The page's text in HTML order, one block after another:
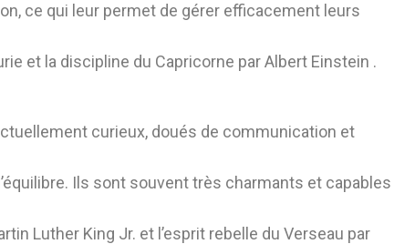
ce qui leur permet de gérer efficacement leurs
et la discipline du Capricorne parAlbert Einstein .
curieux, doués de communication et
Ils sont souvent très charmants et capables
Luther King Jr. et l’esprit rebelle du Verseau par